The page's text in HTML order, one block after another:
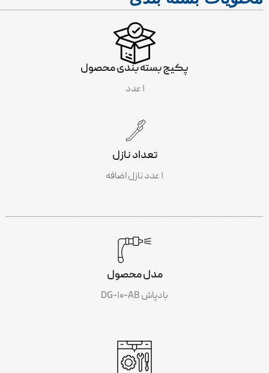
پکیج بسته بندی محصول
۱ عدد
تعداد نازل
۱ عدد نازل اضافه
مدل محصول
بادپاش DG-۱۰-AB